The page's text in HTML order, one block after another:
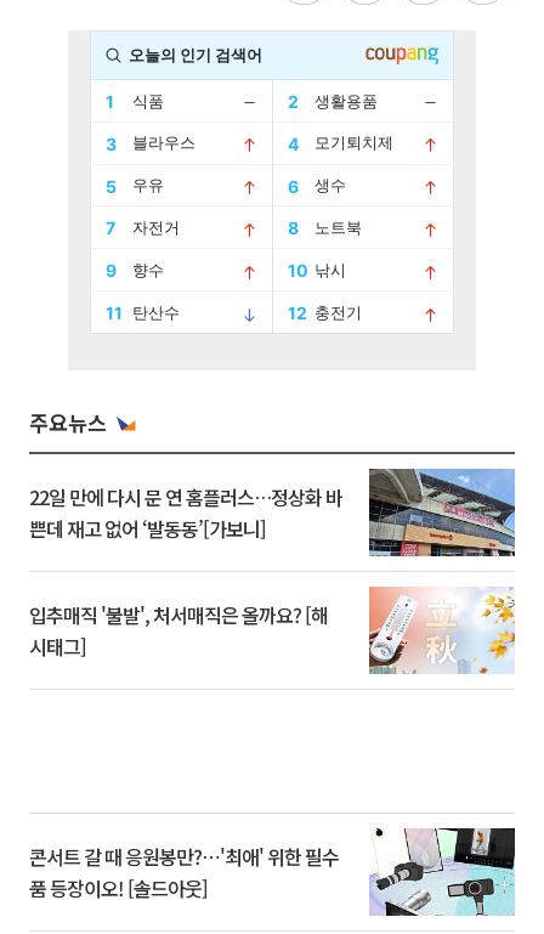
주요뉴스
22일 만에 다시 문 연 홈플러스…정상화 바
쁜데 재고 없어 ‘발동동’[가보니]
입추매직 '불발', 처서매직은 올까요? [해
시태그]
콘서트 갈 때 응원봉만?⋯'최애' 위한 필수
품 등장이오! [솔드아웃]